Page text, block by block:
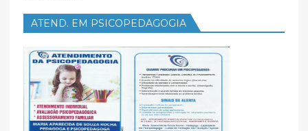
ATEND. EM PSICOPEDAGOGIA